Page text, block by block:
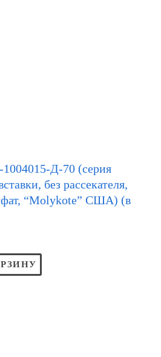
Д-70 (серия
без рассекателя,
“Molykote” США) (в